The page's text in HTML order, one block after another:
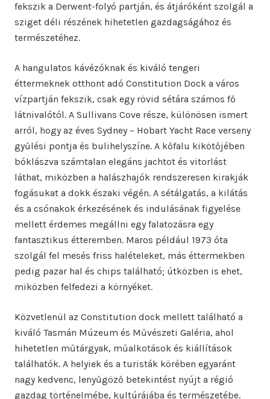
fekszik a Derwent-folyó partján, és átjáróként szolgál a
sziget déli részének hihetetlen gazdagságához és
természetéhez.
A hangulatos kávézóknak és kiváló tengeri
éttermeknek otthont adó Constitution Dock a város
vízpartján fekszik, csak egy rövid sétára számos fő
látnivalótól. A Sullivans Cove része, különösen ismert
arról, hogy az éves Sydney – Hobart Yacht Race verseny
gyűlési pontja és bulihelyszíne. A kőfalu kikötőjében
bóklászva számtalan elegáns jachtot és vitorlást
láthat, miközben a halászhajók rendszeresen kirakják
fogásukat a dokk északi végén. A sétálgatás, a kilátás
és a csónakok érkezésének és indulásának figyelése
mellett érdemes megállni egy falatozásra egy
fantasztikus étteremben. Maros például 1973 óta
szolgál fel mesés friss halételeket, más éttermekben
pedig pazar hal és chips található; útközben is ehet,
miközben felfedezi a környéket.
Közvetlenül az Constitution dock mellett található a
kiváló Tasmán Múzeum és Művészeti Galéria, ahol
hihetetlen műtárgyak, műalkotások és kiállítások
találhatók. A helyiek és a turisták körében egyaránt
nagy kedvenc, lenyűgöző betekintést nyújt a régió
gazdag történelmébe, kultúrájába és természetébe.